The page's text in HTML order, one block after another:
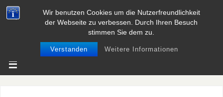
Wir benutzen Cookies um die Nutzerfreundlichkeit
der Webseite zu verbessen. Durch Ihren Besuch
stimmen Sie dem zu.
Verstanden Weitere Informationen
BASEBALL UND SOFTBALL IN
NIEDERSACHSEN